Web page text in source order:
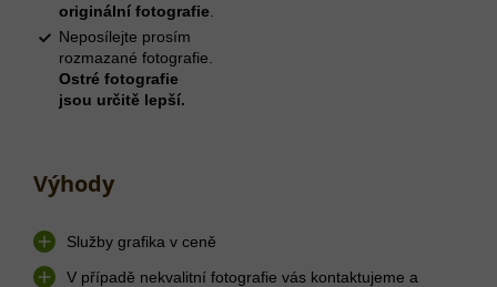
originální fotografie
Neposílejte prosím
rozmazané fotografie.
Ostré fotografie
jsou určitě lepší.
Výhody
Služby grafika v ceně
V případě nekvalitní fotografie vás kontaktujeme a